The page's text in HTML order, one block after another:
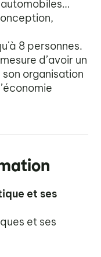
8 personnes.
d’avoir un
organisation
et ses
et ses